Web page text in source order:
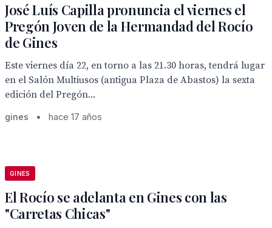
José Luís Capilla pronuncia el viernes el
Pregón Joven de la Hermandad del Rocío
de Gines
Este viernes día 22, en torno a las 21.30 horas, tendrá lugar
en el Salón Multiusos (antigua Plaza de Abastos) la sexta
edición del Pregón...
gines • hace 17 años
GINES
El Rocío se adelanta en Gines con las
"Carretas Chicas"